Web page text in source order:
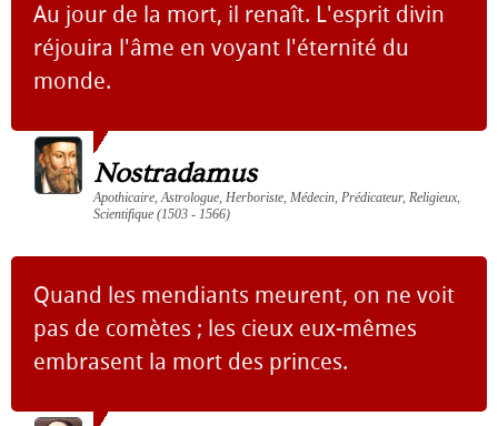
Au jour de la mort, il renaît. L'esprit divin
réjouira l'âme en voyant l'éternité du
monde.
Nostradamus
Apothicaire, Astrologue, Herboriste, Médecin, Prédicateur, Religieux,
Scientifique (1503 - 1566)
Quand les mendiants meurent, on ne voit
pas de comètes ; les cieux eux-mêmes
embrasent la mort des princes.